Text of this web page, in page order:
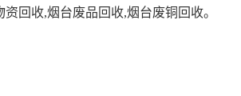
回收,烟台废品回收,烟台废铜回收。